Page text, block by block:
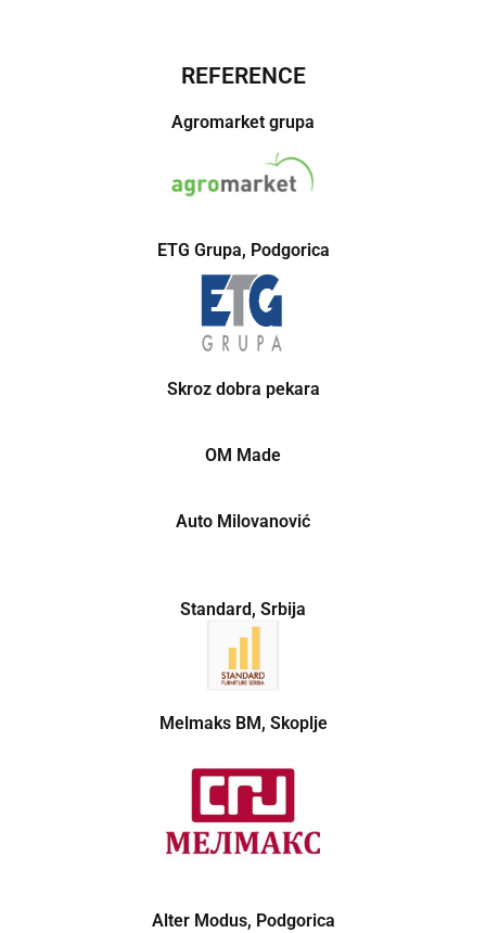
REFERENCE
Agromarket grupa
ETG Grupa, Podgorica
Skroz dobra pekara
OM Made
Auto Milovanović
Standard, Srbija
Melmaks BM, Skoplje
Alter Modus, Podgorica